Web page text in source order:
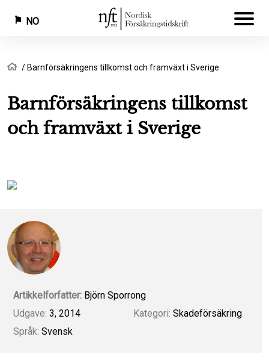
Hopp
hovedinnhold
NO
Navigasjonssti
Hjem
Barnförsäkringens tillkomst och framväxt i Sverige
Barnförsäkringens tillkomst
och framväxt i Sverige
Artikkelforfatter: Björn Sporrong
Udgave: 3, 2014
Språk: Svensk
Kategori: Skadeförsäkring